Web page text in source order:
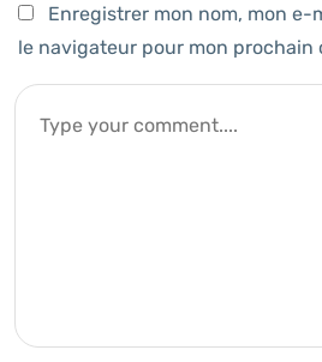
Enregistrer mon nom, mon e-
le navigateur pour mon prochain